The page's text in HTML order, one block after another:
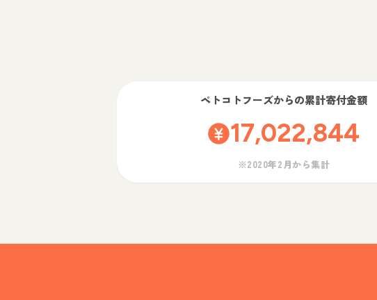
ペトコトフーズからの累計寄付金額
17,022,844
※2020年2月から集計